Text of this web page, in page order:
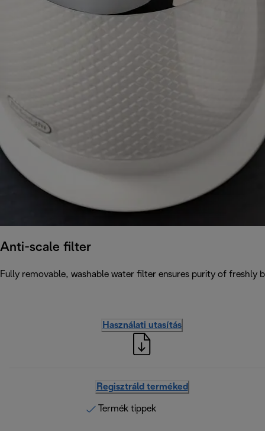
Anti-scale filter
Fully removable, washable water filter ensures purity of freshly
Használati utasítás
Regisztráld terméked
Termék tippek